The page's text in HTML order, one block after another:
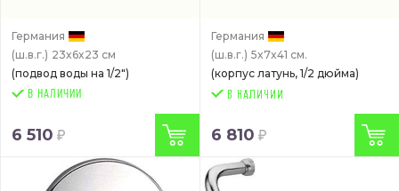
Германия
(ш.в.г.) 23x6x23 см
(подвод воды на 1/2")
В НАЛИЧИИ
6 510
Германия
(ш.в.г.) 5x7x41 см.
(корпус латунь, 1/2 дюйма)
6 810